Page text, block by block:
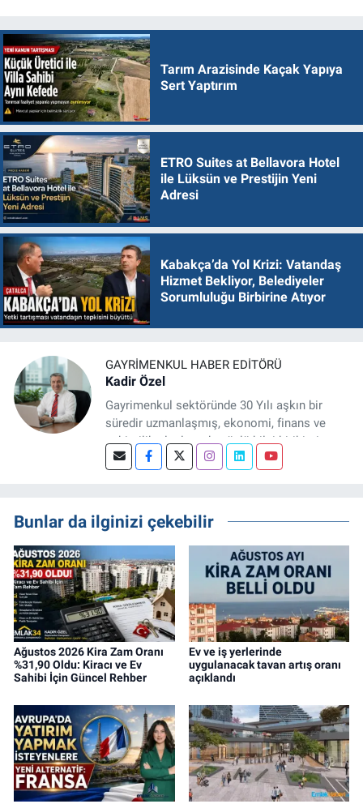
Tarım Arazisinde Kaçak Yapıya
Sert Yaptırım
ETRO Suites at Bellavora Hotel
ile Lüksün ve Prestijin Yeni
Adresi
Kabakça’da Yol Krizi: Vatandaş
Hizmet Bekliyor, Belediyeler
Sorumluluğu Birbirine Atıyor
GAYRIMENKUL HABER EDITÖRÜ
Kadir Özel
Gayrimenkul sektöründe 30 Yılı aşkın bir
süredir uzmanlaşmış, ekonomi, finans ve
şehircilik alanlarında güçlü bilgi birikimine
sahip, dijital medya odaklı deneyimli bir
projeleri üzerine haber, analiz ve özel
dosyalar hazırlama konusunda yetkinim.
Bunlar da ilginizi çekebilir
Ağustos 2026 Kira Zam Oranı
%31,90 Oldu: Kiracı ve Ev
Sahibi İçin Güncel Rehber
Ev ve iş yerlerinde
uygulanacak tavan artış oranı
açıklandı